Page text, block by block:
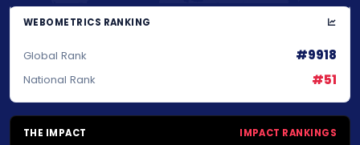
WEBOMETRICS RANKING
Global Rank #9918
National Rank #51
THE IMPACT IMPACT RANKINGS